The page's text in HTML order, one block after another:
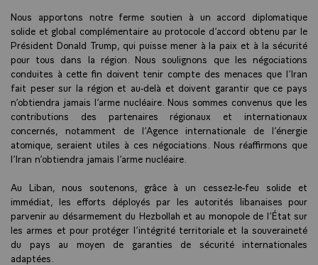
Nous apportons notre ferme soutien à un accord diplomatique
solide et global complémentaire au protocole d’accord obtenu par le
Président Donald Trump, qui puisse mener à la paix et à la sécurité
pour tous dans la région. Nous soulignons que les négociations
conduites à cette fin doivent tenir compte des menaces que l’Iran
fait peser sur la région et au-delà et doivent garantir que ce pays
n’obtiendra jamais l’arme nucléaire. Nous sommes convenus que les
contributions des partenaires régionaux et internationaux
concernés, notamment de l’Agence internationale de l’énergie
atomique, seraient utiles à ces négociations. Nous réaffirmons que
l’Iran n’obtiendra jamais l’arme nucléaire.
Au Liban, nous soutenons, grâce à un cessez-le-feu solide et
immédiat, les efforts déployés par les autorités libanaises pour
parvenir au désarmement du Hezbollah et au monopole de l’État sur
les armes et pour protéger l’intégrité territoriale et la souveraineté
du pays au moyen de garanties de sécurité internationales
adaptées.